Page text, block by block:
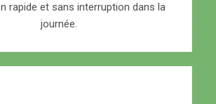
rapide et sans interruption dans la
journée.